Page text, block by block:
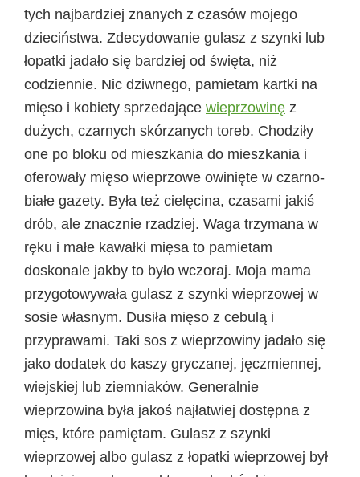
tych najbardziej znanych z czasów mojego
dzieciństwa. Zdecydowanie gulasz z szynki lub
łopatki jadało się bardziej od święta, niż
codziennie. Nic dziwnego, pamietam kartki na
mięso i kobiety sprzedające wieprzowinę z
dużych, czarnych skórzanych toreb. Chodziły
one po bloku od mieszkania do mieszkania i
oferowały mięso wieprzowe owinięte w czarno-
białe gazety. Była też cielęcina, czasami jakiś
drób, ale znacznie rzadziej. Waga trzymana w
ręku i małe kawałki mięsa to pamietam
doskonale jakby to było wczoraj. Moja mama
przygotowywała gulasz z szynki wieprzowej w
sosie własnym. Dusiła mięso z cebulą i
przyprawami. Taki sos z wieprzowiny jadało się
jako dodatek do kaszy gryczanej, jęczmiennej,
wiejskiej lub ziemniaków. Generalnie
wieprzowina była jakoś najłatwiej dostępna z
mięs, które pamiętam. Gulasz z szynki
wieprzowej albo gulasz z łopatki wieprzowej był